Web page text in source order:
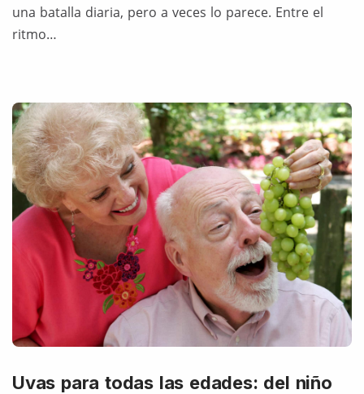
una batalla diaria, pero a veces lo parece. Entre el
ritmo…
Uvas para todas las edades: del niño